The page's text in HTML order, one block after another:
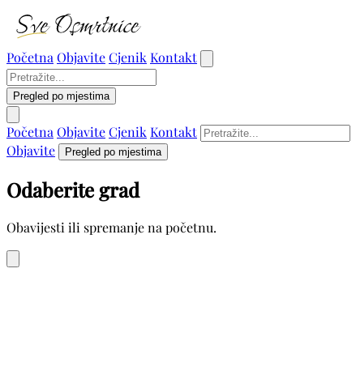
Početna ObjaviteCjenik Kontakt
Pregled po mjestima
Početna ObjaviteCjenik Kontakt
Objavite
Pregled po mjestima
Odaberite grad
Obavijesti ili spremanje na početnu.